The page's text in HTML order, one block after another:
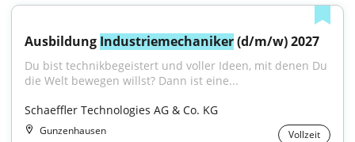
Ausbildung Industriemechaniker (d/m/w) 2027
Du bist technikbegeistert und voller Ideen, mit denen Du
die Welt bewegen willst? Dann ist eine...
Schaeffler Technologies AG & Co. KG
Gunzenhausen Vollzeit